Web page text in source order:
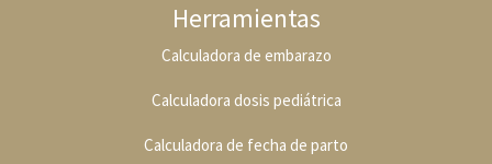
Herramientas
Calculadora de embarazo
Calculadora dosis pediátrica
Calculadora de fecha de parto